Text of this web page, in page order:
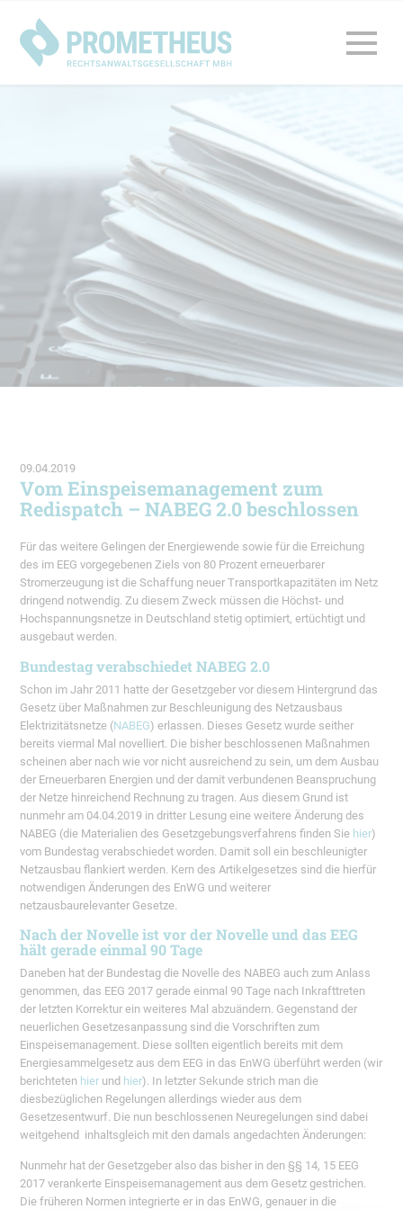
09.04.2019
Vom Einspeisemanagement zum
Redispatch – NABEG 2.0 beschlossen
Für das weitere Gelingen der Energiewende sowie für die Erreichung
des im EEG vorgegebenen Ziels von 80 Prozent erneuerbarer
Stromerzeugung ist die Schaffung neuer Transportkapazitäten im Netz
dringend notwendig. Zu diesem Zweck müssen die Höchst- und
Hochspannungsnetze in Deutschland stetig optimiert, ertüchtigt und
ausgebaut werden.
Bundestag verabschiedet NABEG 2.0
Schon im Jahr 2011 hatte der Gesetzgeber vor diesem Hintergrund das
Gesetz über Maßnahmen zur Beschleunigung des Netzausbaus
Elektrizitätsnetze (NABEG) erlassen. Dieses Gesetz wurde seither
bereits viermal Mal novelliert. Die bisher beschlossenen Maßnahmen
scheinen aber nach wie vor nicht ausreichend zu sein, um dem Ausbau
der Erneuerbaren Energien und der damit verbundenen Beanspruchung
der Netze hinreichend Rechnung zu tragen. Aus diesem Grund ist
nunmehr am 04.04.2019 in dritter Lesung eine weitere Änderung des
NABEG (die Materialien des Gesetzgebungsverfahrens finden Sie hier)
vom Bundestag verabschiedet worden. Damit soll ein beschleunigter
Netzausbau flankiert werden. Kern des Artikelgesetzes sind die hierfür
notwendigen Änderungen des EnWG und weiterer
netzausbaurelevanter Gesetze.
Nach der Novelle ist vor der Novelle und das EEG
hält gerade einmal 90 Tage
Daneben hat der Bundestag die Novelle des NABEG auch zum Anlass
genommen, das EEG 2017 gerade einmal 90 Tage nach Inkrafttreten
der letzten Korrektur ein weiteres Mal abzuändern. Gegenstand der
neuerlichen Gesetzesanpassung sind die Vorschriften zum
Einspeisemanagement. Diese sollten eigentlich bereits mit dem
Energiesammelgesetz aus dem EEG in das EnWG überführt werden (wir
berichteten hier und hier). In letzter Sekunde strich man die
diesbezüglichen Regelungen allerdings wieder aus dem
Gesetzesentwurf. Die nun beschlossenen Neuregelungen sind dabei
weitgehend inhaltsgleich mit den damals angedachten Änderungen:
Nunmehr hat der Gesetzgeber also das bisher in den §§ 14, 15 EEG
2017 verankerte Einspeisemanagement aus dem Gesetz gestrichen.
Die früheren Normen integrierte er in das EnWG, genauer in die